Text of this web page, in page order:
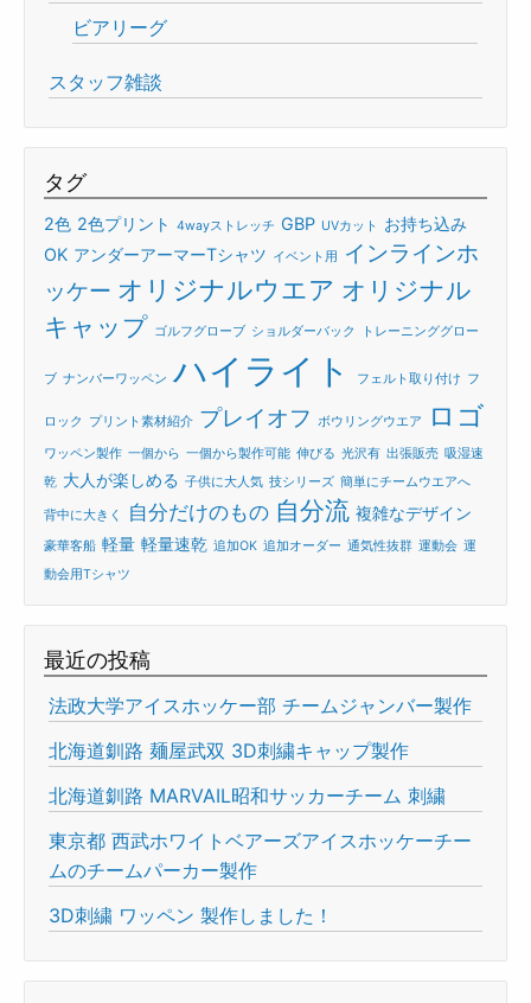
ビアリーグ
スタッフ雑談
タグ
2色 2色プリント 4wayストレッチ GBP UVカット
お持ち込み
OK アンダーアーマーTシャツ イベント用
インラインホ
ッケー オリジナルウエア オリジナル
キャップ ゴルフグローブ ショルダーバック トレーニンググロー
ブ ナンバーワッペン ハイライト フェルト取り付け フ
ロック プリント素材紹介 プレイオフ ボウリングウエア ロゴ
ワッペン製作 一個から 一個から製作可能 伸びる 光沢有 出張販売 吸湿速
乾 大人が楽しめる 子供に大人気 技シリーズ 簡単にチームウエアへ
背中に大きく 自分だけのもの 自分流 複雑なデザイン
豪華客船 軽量 軽量速乾 追加OK 追加オーダー 通気性抜群 運動会 運
動会用Tシャツ
最近の投稿
法政大学アイスホッケー部 チームジャンバー製作
北海道釧路 麺屋武双 3D刺繍キャップ製作
北海道釧路 MARVAIL昭和サッカーチーム 刺繍
東京都 西武ホワイトベアーズアイスホッケーチー
ムのチームパーカー製作
3D刺繍 ワッペン 製作しました！